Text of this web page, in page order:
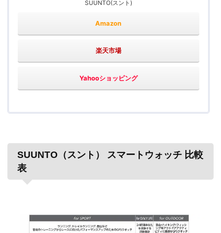
SUUNTO(スント)
Amazon
楽天市場
Yahooショッピング
SUUNTO（スント） スマートウォッチ 比較
表